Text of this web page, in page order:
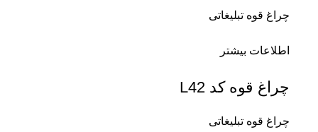
چراغ قوه تبلیغاتی
اطلاعات بیشتر
چراغ قوه کد L42
چراغ قوه تبلیغاتی